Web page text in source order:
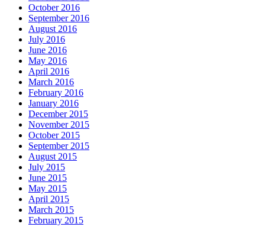
October 2016
September 2016
August 2016
July 2016
June 2016
May 2016
April 2016
March 2016
February 2016
January 2016
December 2015
November 2015
October 2015
September 2015
August 2015
July 2015
June 2015
May 2015
April 2015
March 2015
February 2015